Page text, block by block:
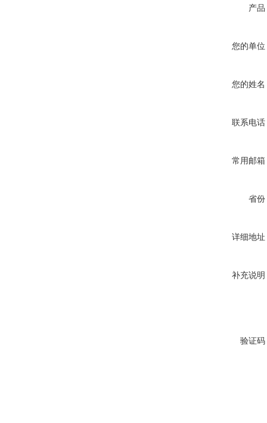
产品
您的单位
您的姓名
联系电话
常用邮箱
省份
详细地址
补充说明
验证码